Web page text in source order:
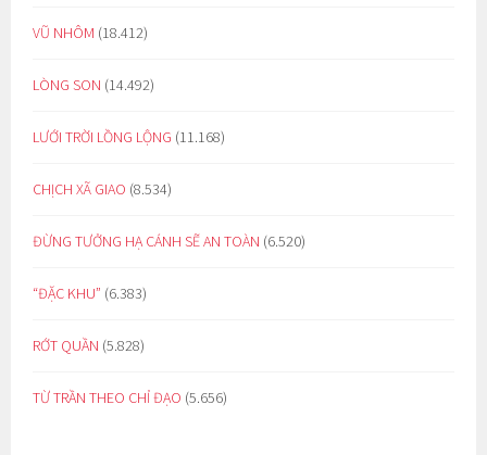
VŨ NHÔM (18.412)
LÒNG SON (14.492)
LƯỚI TRỜI LỒNG LỘNG (11.168)
CHỊCH XÃ GIAO (8.534)
ĐỪNG TƯỞNG HẠ CÁNH SẼ AN TOÀN (6.520)
“ĐẶC KHU” (6.383)
RỚT QUẦN (5.828)
TỪ TRẦN THEO CHỈ ĐẠO (5.656)